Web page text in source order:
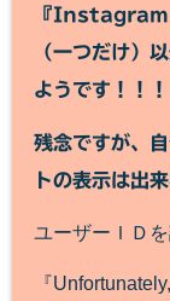
『Instagram
（一つだけ）
ようです！！！
残念ですが、
トの表示は出
ユーザーＩＤ
『